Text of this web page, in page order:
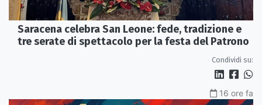
Saracena celebra San Leone: fede, tradizione e
tre serate di spettacolo per la festa del Patrono
Condividi su:
16 ore fa